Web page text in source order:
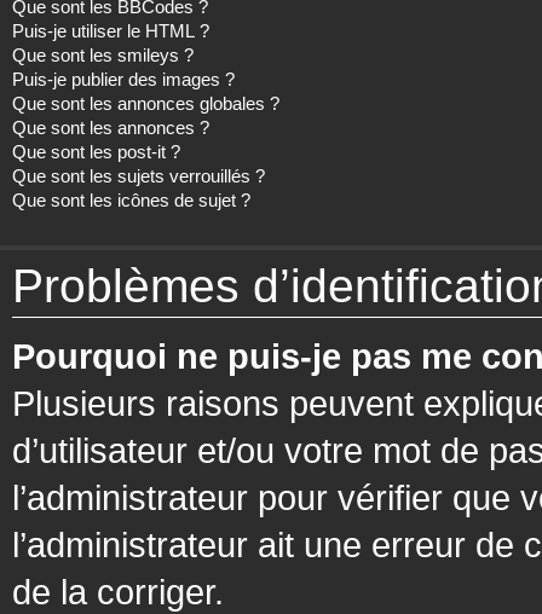
Que sont les BBCodes ?
Puis-je utiliser le HTML ?
Que sont les smileys ?
Puis-je publier des images ?
Que sont les annonces globales ?
Que sont les annonces ?
Que sont les post-it ?
Que sont les sujets verrouillés ?
Que sont les icônes de sujet ?
Problèmes
Pourquoi ne puis-je pas me
Plusieurs raisons peuvent
d’utilisateur et/ou votre mot de
l’administrateur pour vérifier que
l’administrateur ait une erreur de
de la corriger.